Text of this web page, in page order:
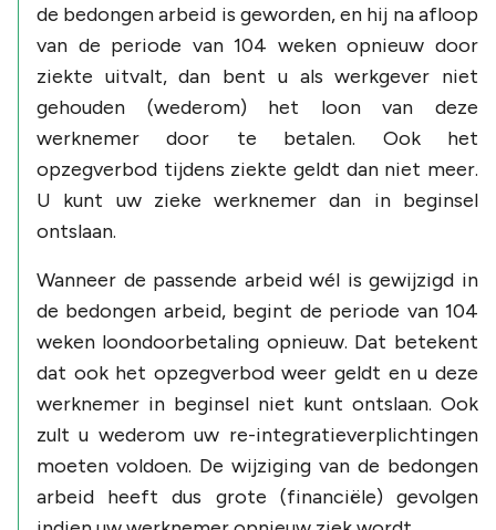
de bedongen arbeid is geworden, en hij na afloop
van de periode van 104 weken opnieuw door
ziekte uitvalt, dan bent u als werkgever niet
gehouden (wederom) het loon van deze
werknemer door te betalen. Ook het
opzegverbod tijdens ziekte geldt dan niet meer.
U kunt uw zieke werknemer dan in beginsel
ontslaan.
Wanneer de passende arbeid wél is gewijzigd in
de bedongen arbeid, begint de periode van 104
weken loondoorbetaling opnieuw. Dat betekent
dat ook het opzegverbod weer geldt en u deze
werknemer in beginsel niet kunt ontslaan. Ook
zult u wederom uw re-integratieverplichtingen
moeten voldoen. De wijziging van de bedongen
arbeid heeft dus grote (financiële) gevolgen